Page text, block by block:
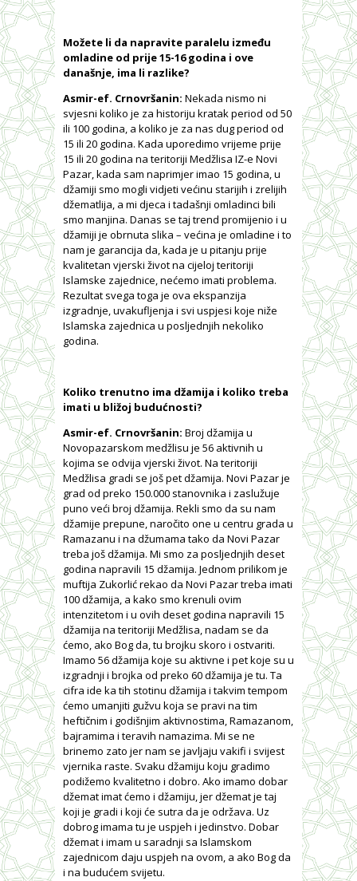
Možete li da napravite paralelu između
omladine od prije 15-16 godina i ove
današnje, ima li razlike?
Asmir-ef. Crnovršanin: Nekada nismo ni
svjesni koliko je za historiju kratak period od 50
ili 100 godina, a koliko je za nas dug period od
15 ili 20 godina. Kada uporedimo vrijeme prije
15 ili 20 godina na teritoriji Medžlisa IZ-e Novi
Pazar, kada sam naprimjer imao 15 godina, u
džamiji smo mogli vidjeti većinu starijih i zrelijih
džematlija, a mi djeca i tadašnji omladinci bili
smo manjina. Danas se taj trend promijenio i u
džamiji je obrnuta slika – većina je omladine i to
nam je garancija da, kada je u pitanju prije
kvalitetan vjerski život na cijeloj teritoriji
Islamske zajednice, nećemo imati problema.
Rezultat svega toga je ova ekspanzija
izgradnje, uvakufljenja i svi uspjesi koje niže
Islamska zajednica u posljednjih nekoliko
godina.
Koliko trenutno ima džamija i koliko treba
imati u bližoj budućnosti?
Asmir-ef. Crnovršanin: Broj džamija u
Novopazarskom medžlisu je 56 aktivnih u
kojima se odvija vjerski život. Na teritoriji
Medžlisa gradi se još pet džamija. Novi Pazar je
grad od preko 150.000 stanovnika i zaslužuje
puno veći broj džamija. Rekli smo da su nam
džamije prepune, naročito one u centru grada u
Ramazanu i na džumama tako da Novi Pazar
treba još džamija. Mi smo za posljednjih deset
godina napravili 15 džamija. Jednom prilikom je
muftija Zukorlić rekao da Novi Pazar treba imati
100 džamija, a kako smo krenuli ovim
intenzitetom i u ovih deset godina napravili 15
džamija na teritoriji Medžlisa, nadam se da
ćemo, ako Bog da, tu brojku skoro i ostvariti.
Imamo 56 džamija koje su aktivne i pet koje su u
izgradnji i brojka od preko 60 džamija je tu. Ta
cifra ide ka tih stotinu džamija i takvim tempom
ćemo umanjiti gužvu koja se pravi na tim
heftičnim i godišnjim aktivnostima, Ramazanom,
bajramima i teravih namazima. Mi se ne
brinemo zato jer nam se javljaju vakifi i svijest
vjernika raste. Svaku džamiju koju gradimo
podižemo kvalitetno i dobro. Ako imamo dobar
džemat imat ćemo i džamiju, jer džemat je taj
koji je gradi i koji će sutra da je održava. Uz
dobrog imama tu je uspjeh i jedinstvo. Dobar
džemat i imam u saradnji sa Islamskom
zajednicom daju uspjeh na ovom, a ako Bog da
i na budućem svijetu.